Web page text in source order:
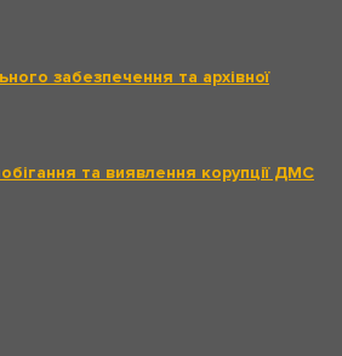
забезпечення та архівної
та виявлення корупції ДМС